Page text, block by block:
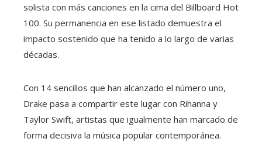
solista con más canciones en la cima del Billboard Hot
100. Su permanencia en ese listado demuestra el
impacto sostenido que ha tenido a lo largo de varias
décadas.
Con 14 sencillos que han alcanzado el número uno,
Drake pasa a compartir este lugar con Rihanna y
Taylor Swift, artistas que igualmente han marcado de
forma decisiva la música popular contemporánea.